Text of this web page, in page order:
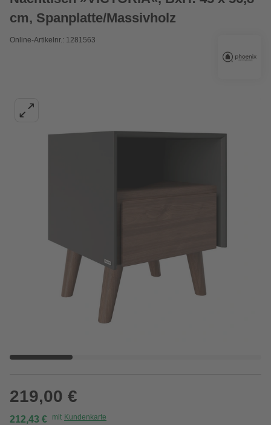
cm, Spanplatte/Massivholz
Online-Artikelnr.: 1281563
219,00 €
212,43 € mit Kundenkarte